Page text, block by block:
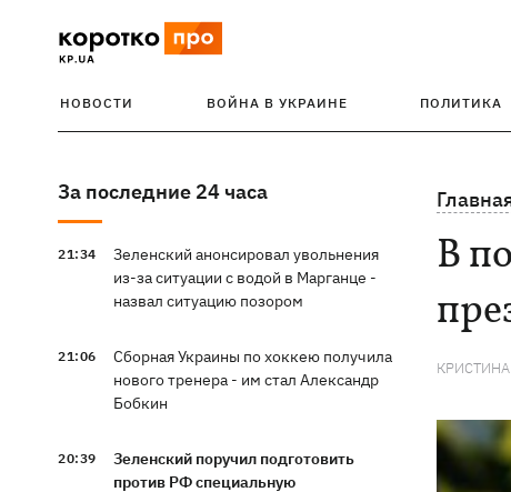
НОВОСТИ ВОЙНА В УКРАИНЕ ПОЛИТИКА
За последние 24 часа
21:34
Зеленский анонсировал увольнения
из-за ситуации с водой в Марганце -
назвал ситуацию позором
21:06
Сборная Украины по хоккею получила
нового тренера - им стал Александр
Бобкин
20:39
Зеленский поручил подготовить
против РФ специальную
В